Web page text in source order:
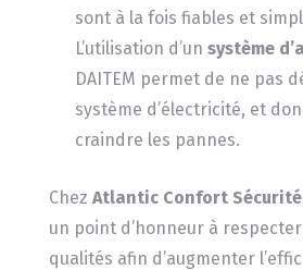
sont à la fois fiables et
L’utilisation d’un système
DAITEM permet de ne pas
système d’électricité, et
craindre les pannes.
Chez Atlantic Confort
un point d’honneur à
qualités afin d’augmenter